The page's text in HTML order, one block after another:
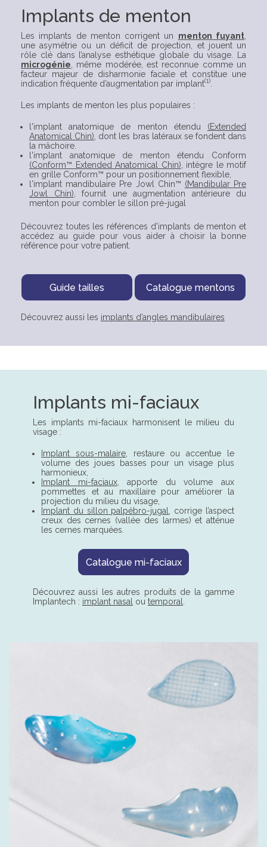
Implants de menton
Les implants de menton corrigent un menton fuyant
une asymétrie ou un déficit de projection, et jouent un
rôle clé dans l’analyse esthétique globale du visage. La
microgénie , même modérée, est reconnue comme un
facteur majeur de disharmonie faciale et constitue une
indication fréquente d’augmentation par implant(1)
Les implants de menton les plus populaires :
l'implant anatomique de menton étendu (Extended
Anatomical Chin) , dont les bras latéraux se fondent dans
la mâchoire.
l'implant anatomique de menton étendu Conform
(Conform™ Extended Anatomical Chin) , intègre le motif
en grille Conform™ pour un positionnement flexible,
l'implant mandibulaire Pre Jowl Chin™ (Mandibular Pre
Jowl Chin) , fournit une augmentation antérieure du
menton pour combler le sillon pré-jugal
Découvrez toutes les références d'implants de menton et
accédez au guide pour vous aider à choisir la bonne
référence pour votre patient.
Guide tailles Catalogue mentons
Découvrez aussi les implants d’angles mandibulaires
Implants mi-faciaux
Les implants mi-faciaux harmonisent le milieu du
visage :
Implant sous-malaire, restaure ou accentue le
volume des joues basses pour un visage plus
harmonieux,
Implant mi-faciaux, apporte du volume aux
pommettes et au maxillaire pour améliorer la
projection du milieu du visage,
Implant du sillon palpébro-jugal
, corrige l’aspect
creux des cernes (vallée des larmes) et atténue
les cernes marquées.
Catalogue mi-faciaux
Découvrez aussi les autres produits de la gamme
Implantech : implant nasal ou temporal